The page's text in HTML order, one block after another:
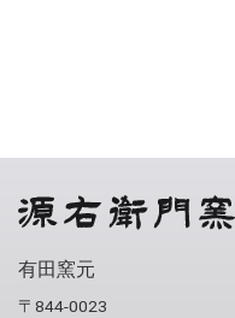
有田窯元
〒844-0023